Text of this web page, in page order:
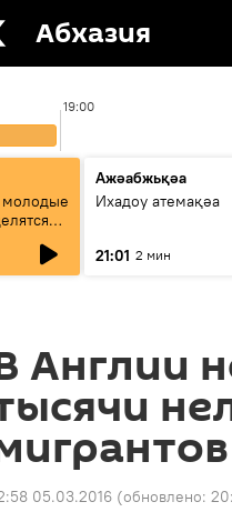
Абхазия
19:00
молодые
Ажәабжьқәа
Ихадоу атемақәа
21:01 2 мин
Англии
05.03.2016 (обновлено: